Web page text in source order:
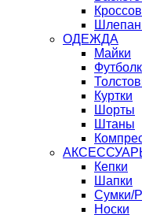
ОДЕЖДА
Майки
Куртки
Шорты
Штаны
Кепки
Шапки
Сумки/
Носки